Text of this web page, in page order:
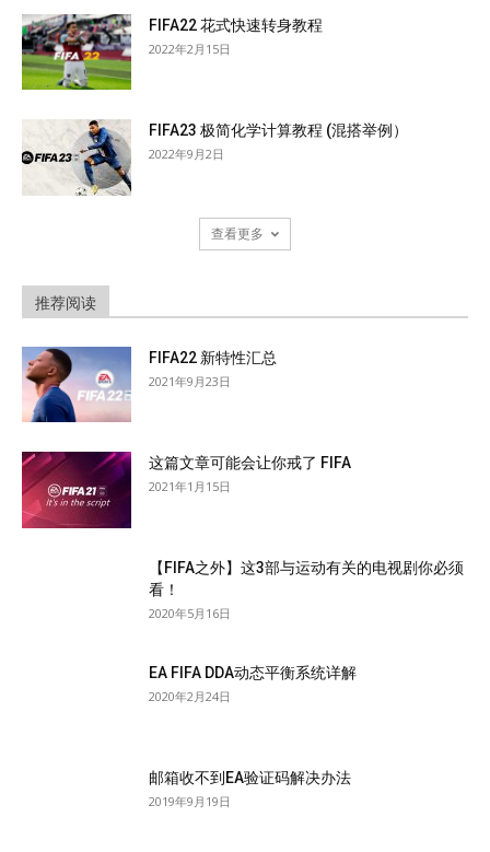
FIFA22 花式快速转身教程
2022年2月15日
FIFA23 极简化学计算教程 (混搭举例）
2022年9月2日
查看更多
推荐阅读
FIFA22 新特性汇总
2021年9月23日
这篇文章可能会让你戒了 FIFA
2021年1月15日
【FIFA之外】这3部与运动有关的电视剧你必须
看！
2020年5月16日
EA FIFA DDA动态平衡系统详解
2020年2月24日
邮箱收不到EA验证码解决办法
2019年9月19日